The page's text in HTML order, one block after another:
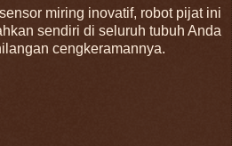
miring inovatif, robot pijat ini
sendiri di seluruh tubuh Anda
cengkeramannya.